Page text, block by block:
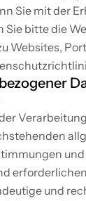
Sie mit der
bitte die
Websites,
und